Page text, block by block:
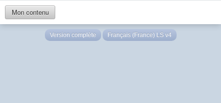
Mon contenu
Version complète Français (France) LS v4